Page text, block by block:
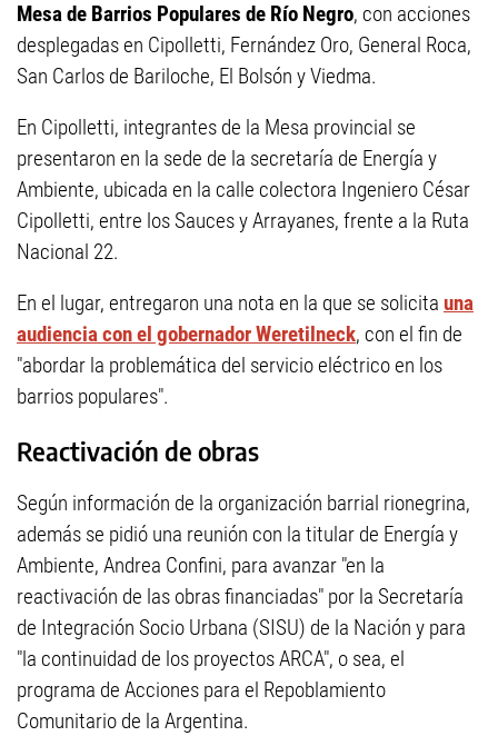
Mesa de Barrios Populares de Río Negro, con acciones
desplegadas en Cipolletti, Fernández Oro, General Roca,
San Carlos de Bariloche, El Bolsón y Viedma.
En Cipolletti, integrantes de la Mesa provincial se
presentaron en la sede de la secretaría de Energía y
Ambiente, ubicada en la calle colectora Ingeniero César
Cipolletti, entre los Sauces y Arrayanes, frente a la Ruta
Nacional 22.
En el lugar, entregaron una nota en la que se solicita una
audiencia con el gobernador Weretilneck, con el fin de
"abordar la problemática del servicio eléctrico en los
barrios populares".
Reactivación de obras
Según información de la organización barrial rionegrina,
además se pidió una reunión con la titular de Energía y
Ambiente, Andrea Confini, para avanzar "en la
reactivación de las obras financiadas" por la Secretaría
de Integración Socio Urbana (SISU) de la Nación y para
"la continuidad de los proyectos ARCA", o sea, el
programa de Acciones para el Repoblamiento
Comunitario de la Argentina.